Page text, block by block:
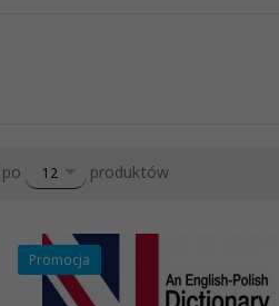
pop12 produktów
Promocja